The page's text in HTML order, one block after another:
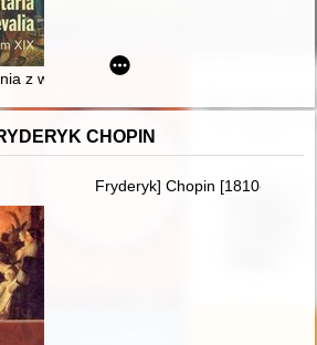
z wczesnośredniowiecznego ośrodka
CHOPIN
Fryderyk] Chopin [1810-1849].